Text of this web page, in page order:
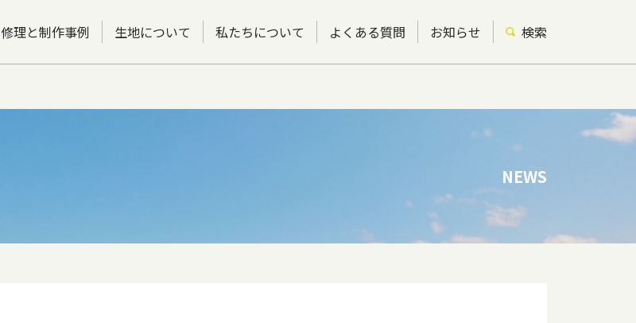
修理と制作事例 生地について 私たちについて よくある質問 お知らせ 検索
NEWS